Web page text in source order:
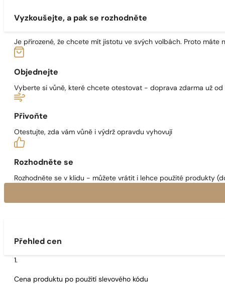
Vyzkoušejte, a pak se rozhodněte
Je přirozené, že chcete mít jistotu ve svých volbách. Proto máte
Objednejte
Vyberte si vůně, které chcete otestovat - doprava zdarma už
Přivoňte
Otestujte, zda vám vůně i výdrž opravdu vyhovují
Rozhodněte se
Rozhodněte se v klidu - můžete vrátit i lehce použité produkty
Přehled cen
Cena produktu po použití slevového kódu